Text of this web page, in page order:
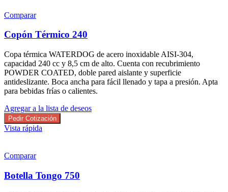
Comparar
Copón Térmico 240
Copa térmica WATERDOG de acero inoxidable AISI-304,
capacidad 240 cc y 8,5 cm de alto. Cuenta con recubrimiento
POWDER COATED, doble pared aislante y superficie
antideslizante. Boca ancha para fácil llenado y tapa a presión. Apta
para bebidas frías o calientes.
Agregar a la lista de deseos
Pedir Cotización
Vista rápida
Comparar
Botella Tongo 750